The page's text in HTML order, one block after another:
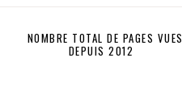
NOMBRE TOTAL DE PAGES VUES
DEPUIS 2012